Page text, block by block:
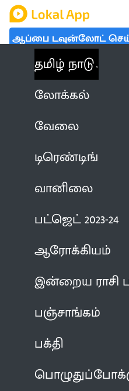
ஆப்பை டவுன்லோட்
தமிழ் நாடு
லோக்கல்
வேலை
டிரெண்டிங்
வானிலை
பட்ஜெட் 2023-24
ஆரோக்கியம்
இன்றைய ராசி
பஞ்சாங்கம்
பக்தி